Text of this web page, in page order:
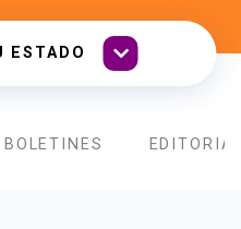
BOLETINES